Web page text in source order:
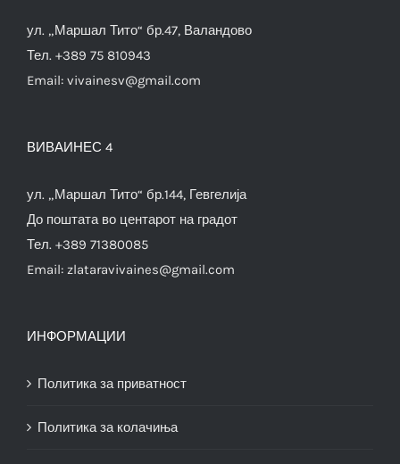
ул. „Маршал Тито“ бр.47, Валандово
Тел. +389 75 810943
Email: vivainesv@gmail.com
ВИВАИНЕС 4
ул. „Маршал Тито“ бр.144, Гевгелија
До поштата во центарот на градот
Тел. +389 71380085
Email: zlataravivaines@gmail.com
ИНФОРМАЦИИ
Политика за приватност
Политика за колачиња